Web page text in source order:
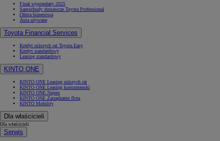
Finał wyprzedaży 2025
Samochody dostawcze Toyota Professional
Oferta biznesowa
Auta używane
Toyota Financial Services
Kredyt niższych rat Toyota Easy
Kredyt standardowy
Leasing standardowy
KINTO ONE
KINTO ONE Leasing niższych rat
KINTO ONE Leasing konsumencki
KINTO ONE Najem
KINTO ONE Zarządzanie flotą
KINTO Mobility
Dla właścicieli
Dla właścicieli
Serwis